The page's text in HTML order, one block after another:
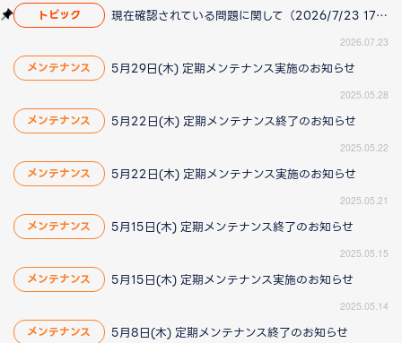
トピック 現在確認されている問題に関して（2026/7/23 17:00更新）
2026.07.23
メンテナンス 5月29日(木) 定期メンテナンス実施のお知らせ
2025.05.28
メンテナンス 5月22日(木) 定期メンテナンス終了のお知らせ
2025.05.22
メンテナンス 5月22日(木) 定期メンテナンス実施のお知らせ
2025.05.21
メンテナンス 5月15日(木) 定期メンテナンス終了のお知らせ
2025.05.15
メンテナンス 5月15日(木) 定期メンテナンス実施のお知らせ
2025.05.14
メンテナンス 5月8日(木) 定期メンテナンス終了のお知らせ